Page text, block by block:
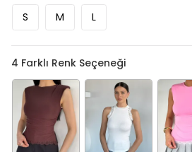
S M L
4 Farklı Renk Seçeneği